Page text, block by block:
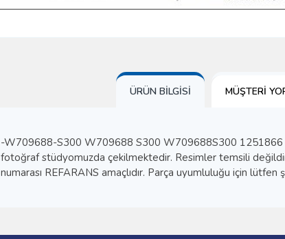
ÜRÜN BILGISI MÜŞTERI
-W709688-S300 W709688 S300 W709688S300 1251866
fotoğraf stüdyomuzda çekilmektedir. Resimler temsili
numarası REFARANS amaçlıdır. Parça uyumluluğu için